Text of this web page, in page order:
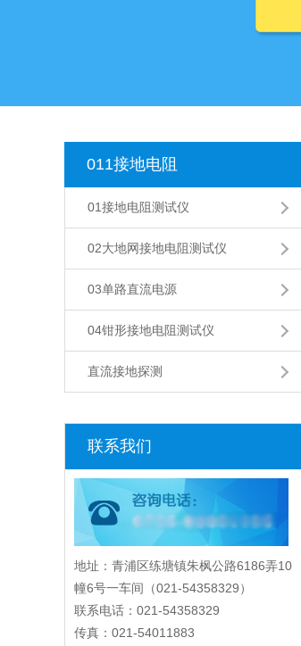
011接地电阻
01接地电阻测试仪
02大地网接地电阻测试仪
03单路直流电源
04钳形接地电阻测试仪
直流接地探测
联系我们
地址：青浦区练塘镇朱枫公路6186弄10
幢6号一车间（021-54358329）
联系电话：021-54358329
传真：021-54011883